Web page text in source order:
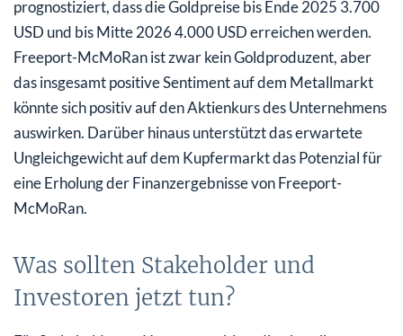
prognostiziert, dass die Goldpreise bis Ende 2025 3.700
USD und bis Mitte 2026 4.000 USD erreichen werden.
Freeport-McMoRan ist zwar kein Goldproduzent, aber
das insgesamt positive Sentiment auf dem Metallmarkt
könnte sich positiv auf den Aktienkurs des Unternehmens
auswirken. Darüber hinaus unterstützt das erwartete
Ungleichgewicht auf dem Kupfermarkt das Potenzial für
eine Erholung der Finanzergebnisse von Freeport-
McMoRan.
Was sollten Stakeholder und
Investoren jetzt tun?